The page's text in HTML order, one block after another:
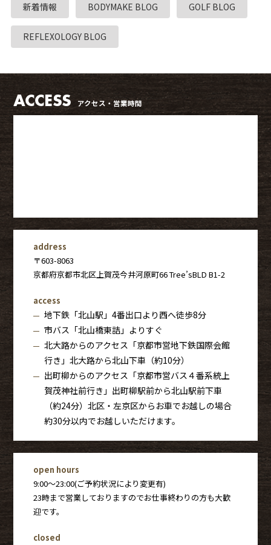
新着情報 BODYMAKE BLOG GOLF BLOG
REFLEXOLOGY BLOG
ACCESS アクセス・営業時間
address
〒603-8063
京都府京都市北区上賀茂今井河原町66 Tree’sBLD B1-2
access
地下鉄「北山駅」4番出口より西へ徒歩8分
市バス「北山橋東詰」よりすぐ
北大路からのアクセス「京都市営地下鉄国際会館
行き」北大路から北山下車（約10分）
出町柳からのアクセス「京都市営バス４番系統上
賀茂神社前行き」出町柳駅前から北山駅前下車
（約24分）北区・左京区からお車でお越しの場合
約30分以内でお越しいただけます。
open hours
9:00〜23:00(ご予約状況により変更有)
23時まで営業しておりますのでお仕事終わりの方も大歓
迎です。
closed